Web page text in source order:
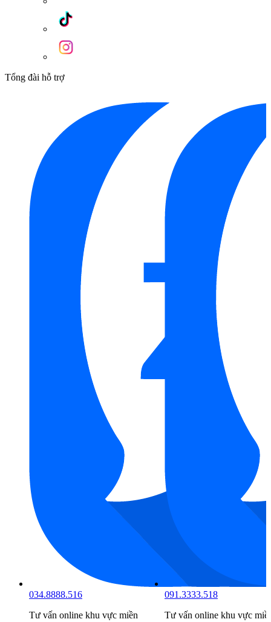
Tổng đài hỗ trợ
091.3333.518
Tư vấn online khu vực miền
098.6666.519
Tư vấn online khu vực